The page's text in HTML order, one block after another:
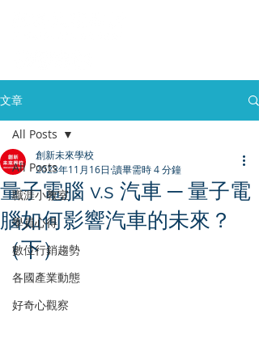
文章
All Posts
職涯小教室
學員心得
數位行銷趨勢
各國產業動態
好奇心觀察
All Posts
量子電腦 v.s 汽車 ─ 量子電
腦如何影響汽車的未來？
（下）
創新未來學校
2023年11月16日 讀畢需時 4 分鐘